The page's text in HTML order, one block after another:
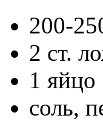
200-
2 ст.
1 яйцо
соль,